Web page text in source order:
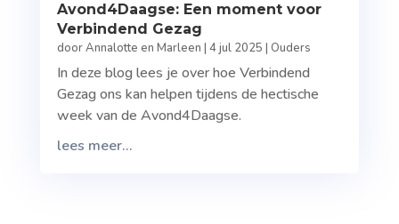
Avond4Daagse: Een moment voor
Verbindend Gezag
doorAnnalotte en Marleen 4 jul 2025 Ouders
In deze blog lees je over hoe Verbindend
Gezag ons kan helpen tijdens de hectische
week van de Avond4Daagse.
lees meer...